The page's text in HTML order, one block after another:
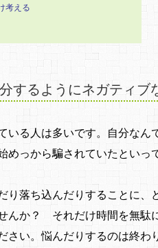
考える
するようにネガティブ
いる人は多いです。自分な
めっから騙されていたとい
り落ち込んだりすることに
んか？ それだけ時間を無駄
さい。悩んだりするのは終